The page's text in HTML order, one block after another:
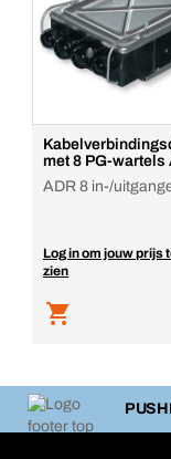
met 8 PG-wartels
ADR 8 in-/
Log in om jouw prijs
zien